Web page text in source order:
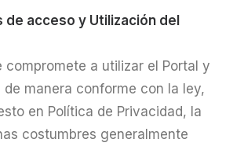
de acceso y Utilización del
compromete a utilizar el Portal y
de manera conforme con la ley,
en Política de Privacidad, la
costumbres generalmente